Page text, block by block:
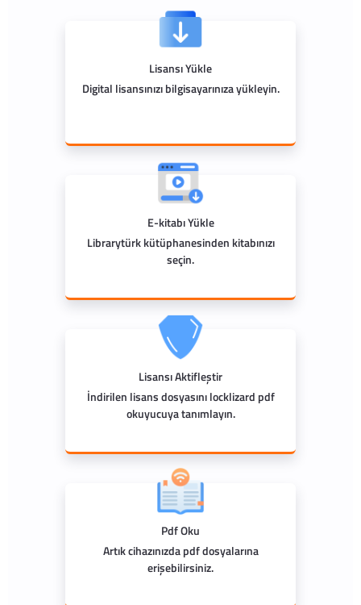
Lisansı Yükle
Digital lisansınızı bilgisayarınıza yükleyin.
E-kitabı Yükle
Librarytürk kütüphanesinden kitabınızı
seçin.
Lisansı Aktifleştir
İndirilen lisans dosyasını locklizard pdf
okuyucuya tanımlayın.
Pdf Oku
Artık cihazınızda pdf dosyalarına
erişebilirsiniz.